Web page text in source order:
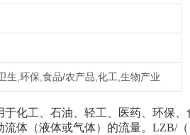
生,环保,食品/农产品,化工,生物产业
于化工、石油、轻工、医药、环保
体（液体或气体）的流量。LZB/